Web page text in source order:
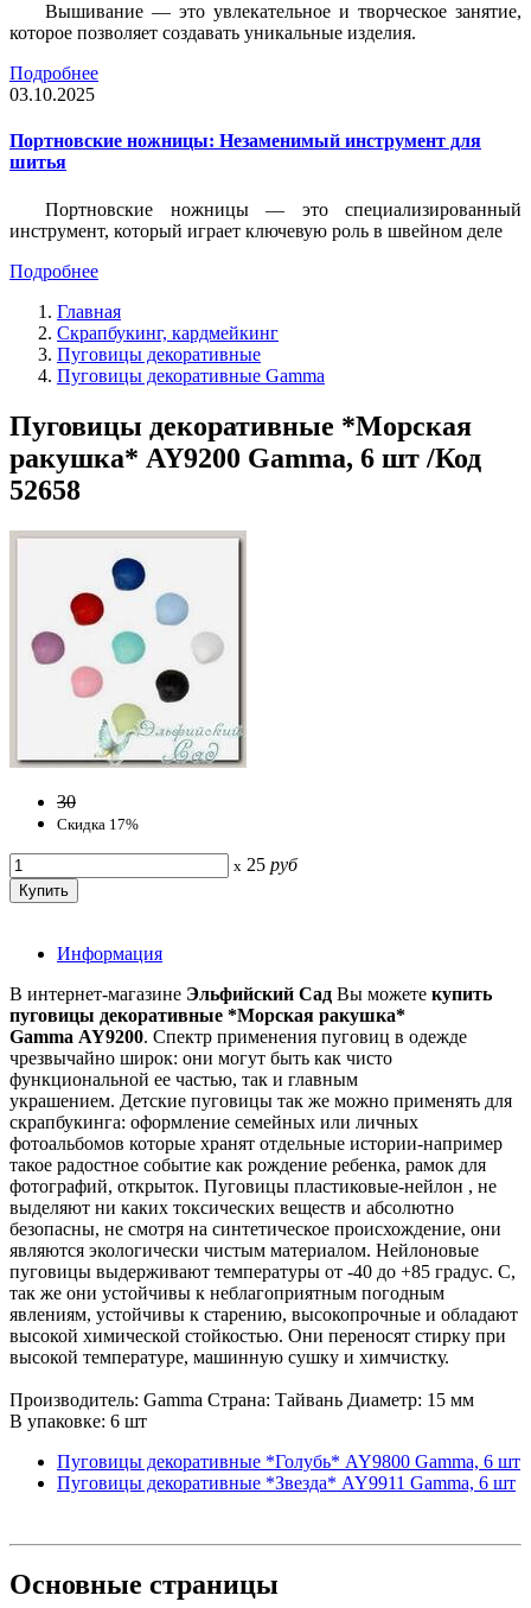
Вышивание — это увлекательное и творческое занятие,
которое позволяет создавать уникальные изделия.
Подробнее
03.10.2025
Портновские ножницы: Незаменимый инструмент для
шитья
Портновские ножницы — это специализированный
инструмент, который играет ключевую роль в швейном деле
Подробнее
Главная
Скрапбукинг, кардмейкинг
Пуговицы декоративные
Пуговицы декоративные Gamma
Пуговицы декоративные *Морская
ракушка* AY9200 Gamma, 6 шт /Код
52658
30
Скидка 17%
x 25 руб
Информация
В интернет-магазине Эльфийский Сад Вы можете купить
пуговицы декоративные *Морская ракушка*
Gamma AY9200. Спектр применения пуговиц в одежде
чрезвычайно широк: они могут быть как чисто
функциональной ее частью, так и главным
украшением. Детские пуговицы так же можно применять для
скрапбукинга: оформление семейных или личных
фотоальбомов которые хранят отдельные истории-например
такое радостное событие как рождение ребенка, рамок для
фотографий, открыток. Пуговицы пластиковые-нейлон , не
выделяют ни каких токсических веществ и абсолютно
безопасны, не смотря на синтетическое происхождение, они
являются экологически чистым материалом. Нейлоновые
пуговицы выдерживают температуры от -40 до +85 градус. С,
так же они устойчивы к неблагоприятным погодным
явлениям, устойчивы к старению, высокопрочные и обладают
высокой химической стойкостью. Они переносят стирку при
высокой температуре, машинную сушку и химчистку.
Производитель: Gamma Страна: Тайвань Диаметр: 15 мм
В упаковке: 6 шт
Пуговицы декоративные *Голубь* AY9800 Gamma, 6 шт
Пуговицы декоративные *Звезда* AY9911 Gamma, 6 шт
Основные страницы